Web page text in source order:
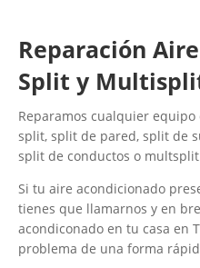
Reparación
Split y
Reparamos cualquier
split, split de pared, split de
split de conductos o
Si tu aire acondicionado
tienes que llamarnos y en
acondiconado en tu casa en
problema de una forma